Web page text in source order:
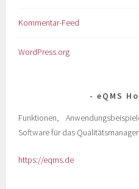
Kommentar-Feed
WordPress.org
eQMS
Funktionen,
Software für das
https://eqms.de